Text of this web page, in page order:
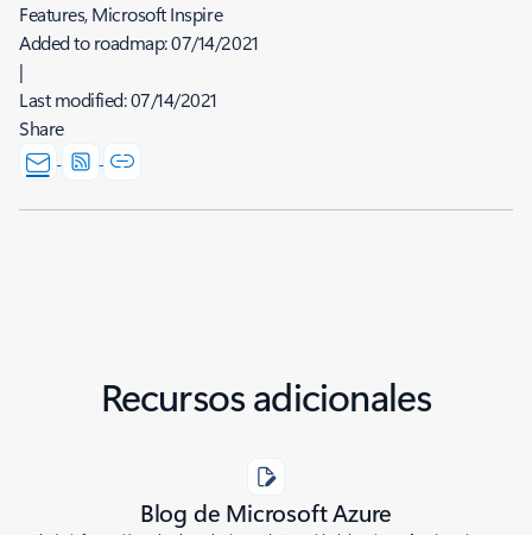
Features, Microsoft Inspire
Added to roadmap:07/14/2021
|
Last modified:07/14/2021
Share
Recursos adicionales
Blog de Microsoft Azure